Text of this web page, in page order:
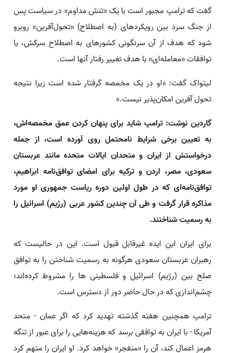
گفت که ترامپ مجبور است با یک «تنش مداوم» در سیاست پس
از جنگ سرد بین رویکردهای (به اصطلاح) «تحول‌آفرین» روبرو
شود که هدف از آن سرنگونی کشورهای به اصطلاح سرکش، یا
توافقات «معامله‌ای» با هدف تغییر رفتار آنها است.
لیتواک گفت: «او در یک مخمصه گرفتار شده است زیرا نتیجه‌
تحول آفرین امکان‌پذیر نیست.»
گاردین نوشت: ترامپ شاید برای پنهان کردن عمق مخمصه‌اش،
به تعیین برخی شرایط نامحتمل روی آورده است، از جمله
درخواستش از ایران و متحدان ایالات متحده مانند عربستان
سعودی، مصر، اردن و ترکیه برای امضای توافق‌نامه ابراهیم،
‌توافق‌نامه‌ای که در طول اولین دوره ریاست جمهوری او مورد
مذاکره قرار گرفت و طی آن چندین کشور عربی (رژیم) اسرائیل را
به رسمیت شناختند.
برای ایران این ایده غیرقابل قبول است. این در حالیست که
رهبران عربستان سعودی هرگونه به رسمیت شناختن را به توافق
صلح بین (رژیم) اسرائیل و فلسطینی ها را مشروط کرده‌اند؛
چشم‌اندازی که در حال حاضر دور از دسترس است.
ترامپ همچنین هفته گذشته تهدید کرد که اگر عمان - متحد
آمریکا - با ایران به توافقی برسد که هزینه‌هایی را برای عبور از تنگه
هرمز اعمال کند، آن را «منفجر» خواهد کرد. او ایران را متهم کرد